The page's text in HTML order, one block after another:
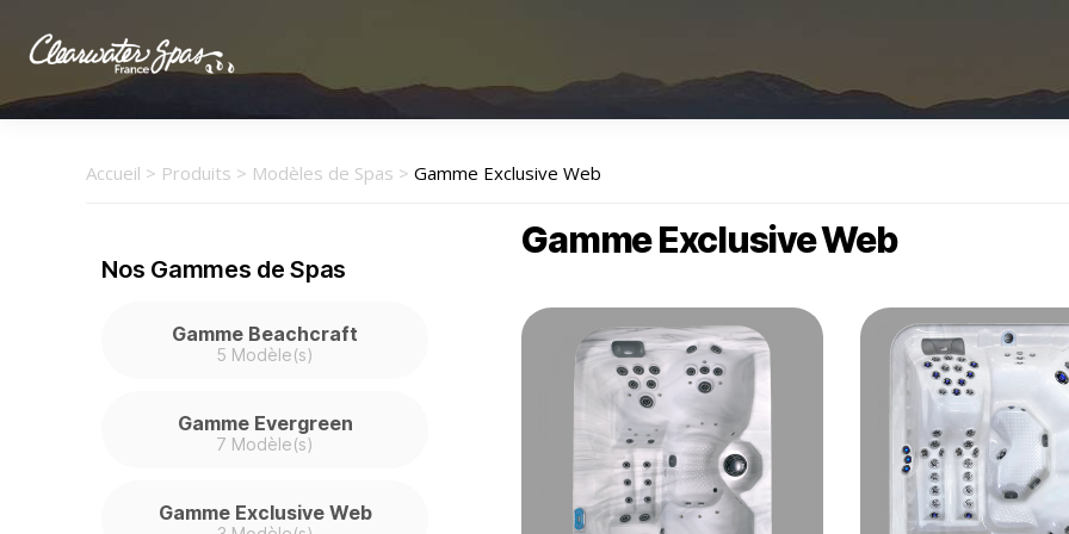
Clearwater
Spas
Accueil > Produits > Modèles de Spas > Gamme Exclusive Web
Gamme Exclusive Web
Nos Gammes de Spas
Gamme Beachcraft
5 Modèle(s)
Gamme Evergreen
7 Modèle(s)
Gamme Exclusive Web